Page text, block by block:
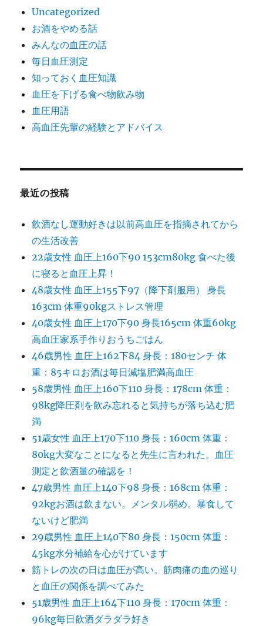
Uncategorized
お酒をやめる話
みんなの血圧の話
毎日血圧測定
知っておく血圧知識
血圧を下げる食べ物飲み物
血圧用語
高血圧先輩の経験とアドバイス
最近の投稿
飲酒なし運動好きは以前高血圧を指摘されてから
の生活改善
22歳女性 血圧上160下90 153cm80kg 食べた後
に寝ると血圧上昇！
48歳女性 血圧上155下97（降下剤服用） 身長
163cm 体重90kgストレス管理
40歳女性 血圧上170下90 身長165cm 体重60kg
高血圧家系手作りおうちごはん
46歳男性 血圧上162下84 身長：180センチ 体
重：85キロお酒は毎日減塩肥満高血圧
58歳男性 血圧上160下110 身長：178cm 体重：
98kg降圧剤を飲み忘れると気持ちが落ち込む肥
満
51歳女性 血圧上170下110 身長：160cm 体重：
80kg大変なことになると先生に言われた。血圧
測定と飲酒量の確認を！
47歳男性 血圧上140下98 身長：168cm 体重：
92kgお酒は飲まない。メンタル弱め。暴食して
ないけど肥満
29歳男性 血圧上140下80 身長：150cm 体重：
45kg水分補給を心がけています
筋トレの次の日は血圧が高い。筋肉痛の血の巡り
と血圧の関係を調べてみた
51歳男性 血圧上164下110 身長：170cm 体重：
96kg毎日飲酒ダラダラ好き